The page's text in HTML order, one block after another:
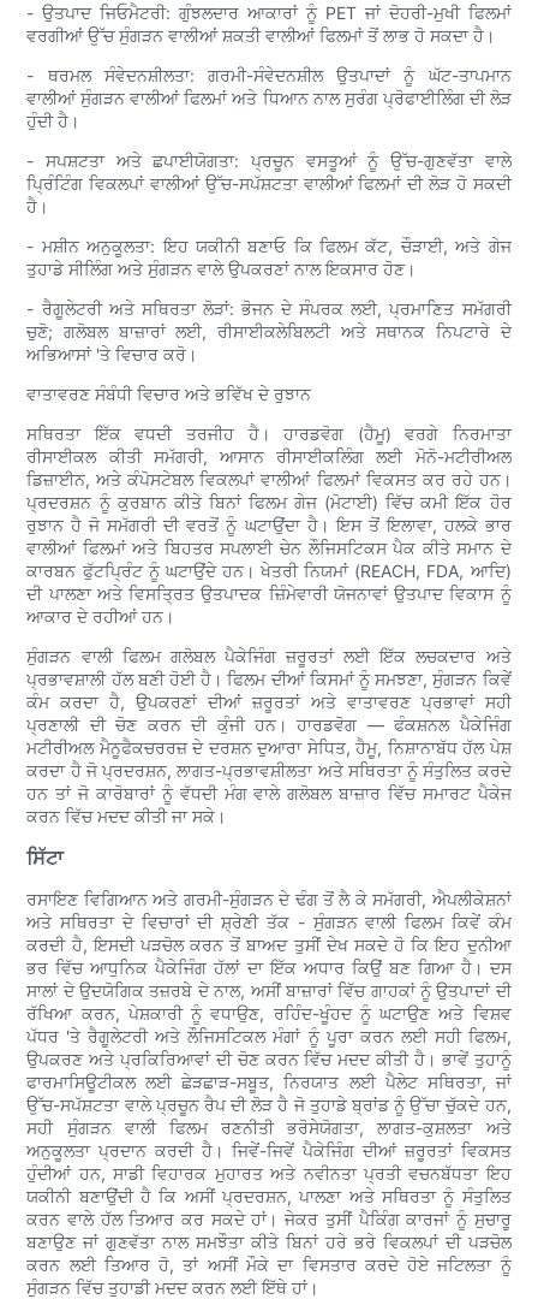
- ਉਤਪਾਦ ਜਿਓਮੈਟਰੀ: ਗੁੰਝਲਦਾਰ ਆਕਾਰਾਂ ਨੂੰ PET ਜਾਂ ਦੋਹਰੀ-ਮੁਖੀ ਫਿਲਮਾਂ
ਵਰਗੀਆਂ ਉੱਚ ਸੁੰਗੜਨ ਵਾਲੀਆਂ ਸ਼ਕਤੀ ਵਾਲੀਆਂ ਫਿਲਮਾਂ ਤੋਂ ਲਾਭ ਹੋ ਸਕਦਾ ਹੈ।
- ਥਰਮਲ ਸੰਵੇਦਨਸ਼ੀਲਤਾ: ਗਰਮੀ-ਸੰਵੇਦਨਸ਼ੀਲ ਉਤਪਾਦਾਂ ਨੂੰ ਘੱਟ-ਤਾਪਮਾਨ
ਵਾਲੀਆਂ ਸੁੰਗੜਨ ਵਾਲੀਆਂ ਫਿਲਮਾਂ ਅਤੇ ਧਿਆਨ ਨਾਲ ਸੁਰੰਗ ਪ੍ਰੋਫਾਈਲਿੰਗ ਦੀ ਲੋੜ
ਹੁੰਦੀ ਹੈ।
- ਸਪਸ਼ਟਤਾ ਅਤੇ ਛਪਾਈਯੋਗਤਾ: ਪ੍ਰਚੂਨ ਵਸਤੂਆਂ ਨੂੰ ਉੱਚ-ਗੁਣਵੱਤਾ ਵਾਲੇ
ਪ੍ਰਿੰਟਿੰਗ ਵਿਕਲਪਾਂ ਵਾਲੀਆਂ ਉੱਚ-ਸਪੱਸ਼ਟਤਾ ਵਾਲੀਆਂ ਫਿਲਮਾਂ ਦੀ ਲੋੜ ਹੋ ਸਕਦੀ
ਹੈ।
- ਮਸ਼ੀਨ ਅਨੁਕੂਲਤਾ: ਇਹ ਯਕੀਨੀ ਬਣਾਓ ਕਿ ਫਿਲਮ ਕੱਟ, ਚੌੜਾਈ, ਅਤੇ ਗੇਜ
ਤੁਹਾਡੇ ਸੀਲਿੰਗ ਅਤੇ ਸੁੰਗੜਨ ਵਾਲੇ ਉਪਕਰਣਾਂ ਨਾਲ ਇਕਸਾਰ ਹੋਣ।
- ਰੈਗੂਲੇਟਰੀ ਅਤੇ ਸਥਿਰਤਾ ਲੋੜਾਂ: ਭੋਜਨ ਦੇ ਸੰਪਰਕ ਲਈ, ਪ੍ਰਮਾਣਿਤ ਸਮੱਗਰੀ
ਚੁਣੋ; ਗਲੋਬਲ ਬਾਜ਼ਾਰਾਂ ਲਈ, ਰੀਸਾਈਕਲੇਬਿਲਟੀ ਅਤੇ ਸਥਾਨਕ ਨਿਪਟਾਰੇ ਦੇ
ਅਭਿਆਸਾਂ 'ਤੇ ਵਿਚਾਰ ਕਰੋ।
ਵਾਤਾਵਰਣ ਸੰਬੰਧੀ ਵਿਚਾਰ ਅਤੇ ਭਵਿੱਖ ਦੇ ਰੁਝਾਨ
ਸਥਿਰਤਾ ਇੱਕ ਵਧਦੀ ਤਰਜੀਹ ਹੈ। ਹਾਰਡਵੋਗ (ਹੈਮੂ) ਵਰਗੇ ਨਿਰਮਾਤਾ
ਰੀਸਾਈਕਲ ਕੀਤੀ ਸਮੱਗਰੀ, ਆਸਾਨ ਰੀਸਾਈਕਲਿੰਗ ਲਈ ਮੋਨੋ-ਮਟੀਰੀਅਲ
ਡਿਜ਼ਾਈਨ, ਅਤੇ ਕੰਪੋਸਟੇਬਲ ਵਿਕਲਪਾਂ ਵਾਲੀਆਂ ਫਿਲਮਾਂ ਵਿਕਸਤ ਕਰ ਰਹੇ ਹਨ।
ਪ੍ਰਦਰਸ਼ਨ ਨੂੰ ਕੁਰਬਾਨ ਕੀਤੇ ਬਿਨਾਂ ਫਿਲਮ ਗੇਜ (ਮੋਟਾਈ) ਵਿੱਚ ਕਮੀ ਇੱਕ ਹੋਰ
ਰੁਝਾਨ ਹੈ ਜੋ ਸਮੱਗਰੀ ਦੀ ਵਰਤੋਂ ਨੂੰ ਘਟਾਉਂਦਾ ਹੈ। ਇਸ ਤੋਂ ਇਲਾਵਾ, ਹਲਕੇ ਭਾਰ
ਵਾਲੀਆਂ ਫਿਲਮਾਂ ਅਤੇ ਬਿਹਤਰ ਸਪਲਾਈ ਚੇਨ ਲੌਜਿਸਟਿਕਸ ਪੈਕ ਕੀਤੇ ਸਮਾਨ ਦੇ
ਕਾਰਬਨ ਫੁੱਟਪ੍ਰਿੰਟ ਨੂੰ ਘਟਾਉਂਦੇ ਹਨ। ਖੇਤਰੀ ਨਿਯਮਾਂ (REACH, FDA, ਆਦਿ)
ਦੀ ਪਾਲਣਾ ਅਤੇ ਵਿਸਤ੍ਰਿਤ ਉਤਪਾਦਕ ਜ਼ਿੰਮੇਵਾਰੀ ਯੋਜਨਾਵਾਂ ਉਤਪਾਦ ਵਿਕਾਸ ਨੂੰ
ਆਕਾਰ ਦੇ ਰਹੀਆਂ ਹਨ।
ਸੁੰਗੜਨ ਵਾਲੀ ਫਿਲਮ ਗਲੋਬਲ ਪੈਕੇਜਿੰਗ ਜ਼ਰੂਰਤਾਂ ਲਈ ਇੱਕ ਲਚਕਦਾਰ ਅਤੇ
ਪ੍ਰਭਾਵਸ਼ਾਲੀ ਹੱਲ ਬਣੀ ਹੋਈ ਹੈ। ਫਿਲਮ ਦੀਆਂ ਕਿਸਮਾਂ ਨੂੰ ਸਮਝਣਾ, ਸੁੰਗੜਨ ਕਿਵੇਂ
ਕੰਮ ਕਰਦਾ ਹੈ, ਉਪਕਰਣਾਂ ਦੀਆਂ ਜ਼ਰੂਰਤਾਂ ਅਤੇ ਵਾਤਾਵਰਣ ਪ੍ਰਭਾਵਾਂ ਸਹੀ
ਪ੍ਰਣਾਲੀ ਦੀ ਚੋਣ ਕਰਨ ਦੀ ਕੁੰਜੀ ਹਨ। ਹਾਰਡਵੋਗ — ਫੰਕਸ਼ਨਲ ਪੈਕੇਜਿੰਗ
ਮਟੀਰੀਅਲ ਮੈਨੂਫੈਕਚਰਰਜ਼ ਦੇ ਦਰਸ਼ਨ ਦੁਆਰਾ ਸੇਧਿਤ, ਹੈਮੂ, ਨਿਸ਼ਾਨਾਬੱਧ ਹੱਲ ਪੇਸ਼
ਕਰਦਾ ਹੈ ਜੋ ਪ੍ਰਦਰਸ਼ਨ, ਲਾਗਤ-ਪ੍ਰਭਾਵਸ਼ੀਲਤਾ ਅਤੇ ਸਥਿਰਤਾ ਨੂੰ ਸੰਤੁਲਿਤ ਕਰਦੇ
ਹਨ ਤਾਂ ਜੋ ਕਾਰੋਬਾਰਾਂ ਨੂੰ ਵੱਧਦੀ ਮੰਗ ਵਾਲੇ ਗਲੋਬਲ ਬਾਜ਼ਾਰ ਵਿੱਚ ਸਮਾਰਟ ਪੈਕੇਜ
ਕਰਨ ਵਿੱਚ ਮਦਦ ਕੀਤੀ ਜਾ ਸਕੇ।
ਸਿੱਟਾ
ਰਸਾਇਣ ਵਿਗਿਆਨ ਅਤੇ ਗਰਮੀ-ਸੁੰਗੜਨ ਦੇ ਢੰਗ ਤੋਂ ਲੈ ਕੇ ਸਮੱਗਰੀ, ਐਪਲੀਕੇਸ਼ਨਾਂ
ਅਤੇ ਸਥਿਰਤਾ ਦੇ ਵਿਚਾਰਾਂ ਦੀ ਸ਼੍ਰੇਣੀ ਤੱਕ - ਸੁੰਗੜਨ ਵਾਲੀ ਫਿਲਮ ਕਿਵੇਂ ਕੰਮ
ਕਰਦੀ ਹੈ, ਇਸਦੀ ਪੜਚੋਲ ਕਰਨ ਤੋਂ ਬਾਅਦ ਤੁਸੀਂ ਦੇਖ ਸਕਦੇ ਹੋ ਕਿ ਇਹ ਦੁਨੀਆ
ਭਰ ਵਿੱਚ ਆਧੁਨਿਕ ਪੈਕੇਜਿੰਗ ਹੱਲਾਂ ਦਾ ਇੱਕ ਅਧਾਰ ਕਿਉਂ ਬਣ ਗਿਆ ਹੈ। ਦਸ
ਸਾਲਾਂ ਦੇ ਉਦਯੋਗਿਕ ਤਜ਼ਰਬੇ ਦੇ ਨਾਲ, ਅਸੀਂ ਬਾਜ਼ਾਰਾਂ ਵਿੱਚ ਗਾਹਕਾਂ ਨੂੰ ਉਤਪਾਦਾਂ ਦੀ
ਰੱਖਿਆ ਕਰਨ, ਪੇਸ਼ਕਾਰੀ ਨੂੰ ਵਧਾਉਣ, ਰਹਿੰਦ-ਖੂੰਹਦ ਨੂੰ ਘਟਾਉਣ ਅਤੇ ਵਿਸ਼ਵ
ਪੱਧਰ 'ਤੇ ਰੈਗੂਲੇਟਰੀ ਅਤੇ ਲੌਜਿਸਟਿਕਲ ਮੰਗਾਂ ਨੂੰ ਪੂਰਾ ਕਰਨ ਲਈ ਸਹੀ ਫਿਲਮ,
ਉਪਕਰਣ ਅਤੇ ਪ੍ਰਕਿਰਿਆਵਾਂ ਦੀ ਚੋਣ ਕਰਨ ਵਿੱਚ ਮਦਦ ਕੀਤੀ ਹੈ। ਭਾਵੇਂ ਤੁਹਾਨੂੰ
ਫਾਰਮਾਸਿਊਟੀਕਲ ਲਈ ਛੇੜਛਾੜ-ਸਬੂਤ, ਨਿਰਯਾਤ ਲਈ ਪੈਲੇਟ ਸਥਿਰਤਾ, ਜਾਂ
ਉੱਚ-ਸਪੱਸ਼ਟਤਾ ਵਾਲੇ ਪ੍ਰਚੂਨ ਰੈਪ ਦੀ ਲੋੜ ਹੈ ਜੋ ਤੁਹਾਡੇ ਬ੍ਰਾਂਡ ਨੂੰ ਉੱਚਾ ਚੁੱਕਦੇ ਹਨ,
ਸਹੀ ਸੁੰਗੜਨ ਵਾਲੀ ਫਿਲਮ ਰਣਨੀਤੀ ਭਰੋਸੇਯੋਗਤਾ, ਲਾਗਤ-ਕੁਸ਼ਲਤਾ ਅਤੇ
ਅਨੁਕੂਲਤਾ ਪ੍ਰਦਾਨ ਕਰਦੀ ਹੈ। ਜਿਵੇਂ-ਜਿਵੇਂ ਪੈਕੇਜਿੰਗ ਦੀਆਂ ਜ਼ਰੂਰਤਾਂ ਵਿਕਸਤ
ਹੁੰਦੀਆਂ ਹਨ, ਸਾਡੀ ਵਿਹਾਰਕ ਮੁਹਾਰਤ ਅਤੇ ਨਵੀਨਤਾ ਪ੍ਰਤੀ ਵਚਨਬੱਧਤਾ ਇਹ
ਯਕੀਨੀ ਬਣਾਉਂਦੀ ਹੈ ਕਿ ਅਸੀਂ ਪ੍ਰਦਰਸ਼ਨ, ਪਾਲਣਾ ਅਤੇ ਸਥਿਰਤਾ ਨੂੰ ਸੰਤੁਲਿਤ
ਕਰਨ ਵਾਲੇ ਹੱਲ ਤਿਆਰ ਕਰ ਸਕਦੇ ਹਾਂ। ਜੇਕਰ ਤੁਸੀਂ ਪੈਕਿੰਗ ਕਾਰਜਾਂ ਨੂੰ ਸੁਚਾਰੂ
ਬਣਾਉਣ ਜਾਂ ਗੁਣਵੱਤਾ ਨਾਲ ਸਮਝੌਤਾ ਕੀਤੇ ਬਿਨਾਂ ਹਰੇ ਭਰੇ ਵਿਕਲਪਾਂ ਦੀ ਪੜਚੋਲ
ਕਰਨ ਲਈ ਤਿਆਰ ਹੋ, ਤਾਂ ਅਸੀਂ ਮੌਕੇ ਦਾ ਵਿਸਤਾਰ ਕਰਦੇ ਹੋਏ ਜਟਿਲਤਾ ਨੂੰ
ਸੁੰਗੜਨ ਵਿੱਚ ਤੁਹਾਡੀ ਮਦਦ ਕਰਨ ਲਈ ਇੱਥੇ ਹਾਂ।